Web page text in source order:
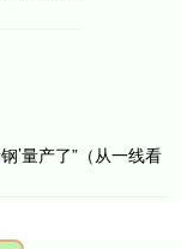
’量产了”（从一线看